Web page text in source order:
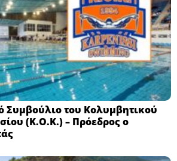
Συμβούλιο του Κολυμβητικού
(Κ.Ο.Κ.) – Πρόεδρος ο